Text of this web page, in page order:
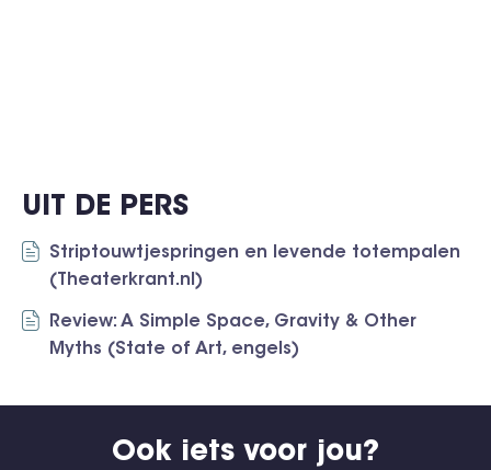
UIT DE PERS
Striptouwtjespringen en levende totempalen
(Theaterkrant.nl)
Review: A Simple Space, Gravity & Other
Myths (State of Art, engels)
Ook iets voor jou?